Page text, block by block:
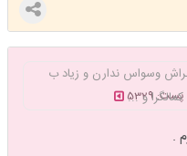
5329
وسواس ندارن و زیاد ب
و ...
.